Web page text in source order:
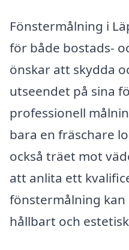
Fönstermålning i
för både bostads-
önskar att skydda
utseendet på sina
professionell
bara en fräschare
också träet mot
att anlita ett
fönstermålning
hållbart och